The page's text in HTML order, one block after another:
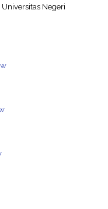
Universitas Negeri